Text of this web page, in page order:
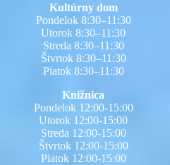
Kultúrny dom
Pondelok 8:30–11:30
Utorok 8:30–11:30
Streda 8:30–11:30
Štvrtok 8:30–11:30
Piatok 8:30–11:30
Knižnica
Pondelok 12:00-15:00
Utorok 12:00-15:00
Streda 12:00-15:00
Štvrtok 12:00-15:00
Piatok 12:00-15:00